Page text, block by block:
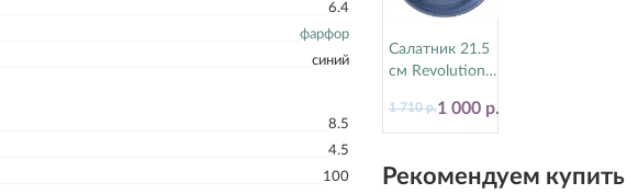
6.4
фарфор
синий
8.5
4.5
100
Салатник 21.5
см Revolution
Steelite
(Стилайт)
1 000 р.
1 710 р.
Рекомендуем купить